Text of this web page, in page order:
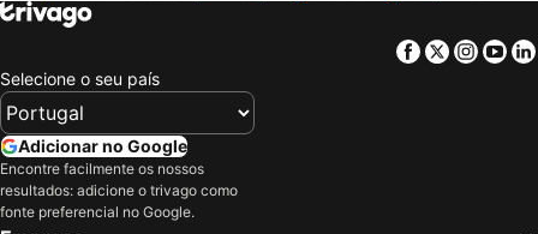
Hotéis em Maiorca
Hotéis em Ibiza
Hotéis em Ilha do Sal
Hotéis em Douro
Hotéis em Serra da Estrela
Hotéis em Costa do Sol
Facebook
Twitter
Selecione o seu país
Adicionar no Google
Encontre facilmente os nossos
resultados: adicione o trivago como
fonte preferencial no Google.